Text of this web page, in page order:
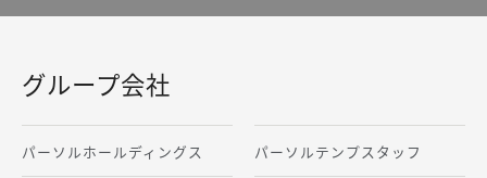
グループ会社
パーソルホールディングス
パーソルテンプスタッフ